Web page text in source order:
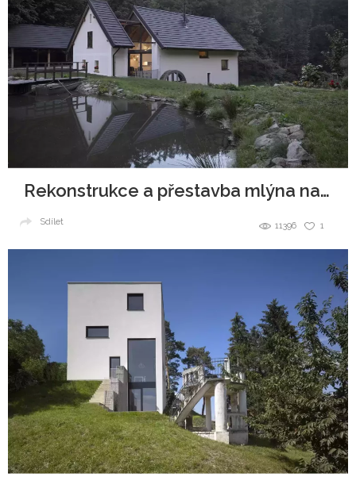
Rekonstrukce a přestavba mlýna na bydlení
1
11396
Sdílet